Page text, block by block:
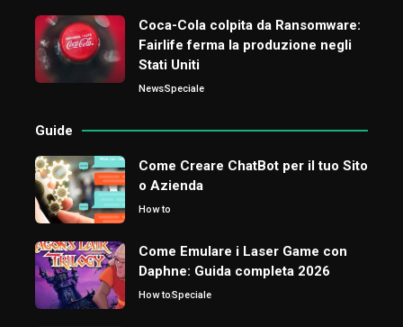
Coca-Cola colpita da Ransomware:
Fairlife ferma la produzione negli
Stati Uniti
NewsSpeciale
Guide
Come Creare ChatBot per il tuo Sito
o Azienda
How to
Come Emulare i Laser Game con
Daphne: Guida completa 2026
How toSpeciale